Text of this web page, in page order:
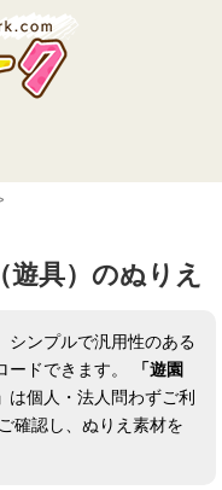
具）のぬりえ
シンプルで汎用性のある
ードできます。
「遊園
は個人・法人問わずご利
確認し、ぬりえ素材を